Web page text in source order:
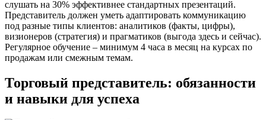
слушать на 30% эффективнее стандартных презентаций.
Представитель должен уметь адаптировать коммуникацию
под разные типы клиентов: аналитиков (факты, цифры),
визионеров (стратегия) и прагматиков (выгода здесь и сейчас).
Регулярное обучение – минимум 4 часа в месяц на курсах по
продажам или смежным темам.
Торговый представитель: обязанности
и навыки для успеха